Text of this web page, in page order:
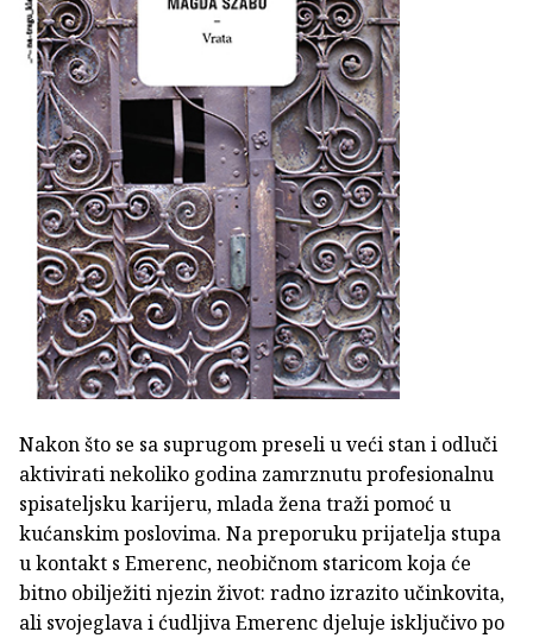
Nakon što se sa suprugom preseli u veći stan i odluči
aktivirati nekoliko godina zamrznutu profesionalnu
spisateljsku karijeru, mlada žena traži pomoć u
kućanskim poslovima. Na preporuku prijatelja stupa
u kontakt s Emerenc, neobičnom staricom koja će
bitno obilježiti njezin život: radno izrazito učinkovita,
ali svojeglava i ćudljiva Emerenc djeluje isključivo po